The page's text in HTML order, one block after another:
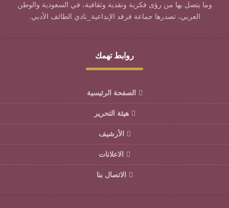
وما يتصل بها من رؤى فكرية ونقدية وثقافية، في السعودية والوطن
العربي، تصدرها جماعة فرقد الإبداعية_نادي الطائف الأدبي.
روابط تهمك
الصفحة الرئيسية
هيئة التحرير
الأرشيف
الاعلانات
الاتصال بنا